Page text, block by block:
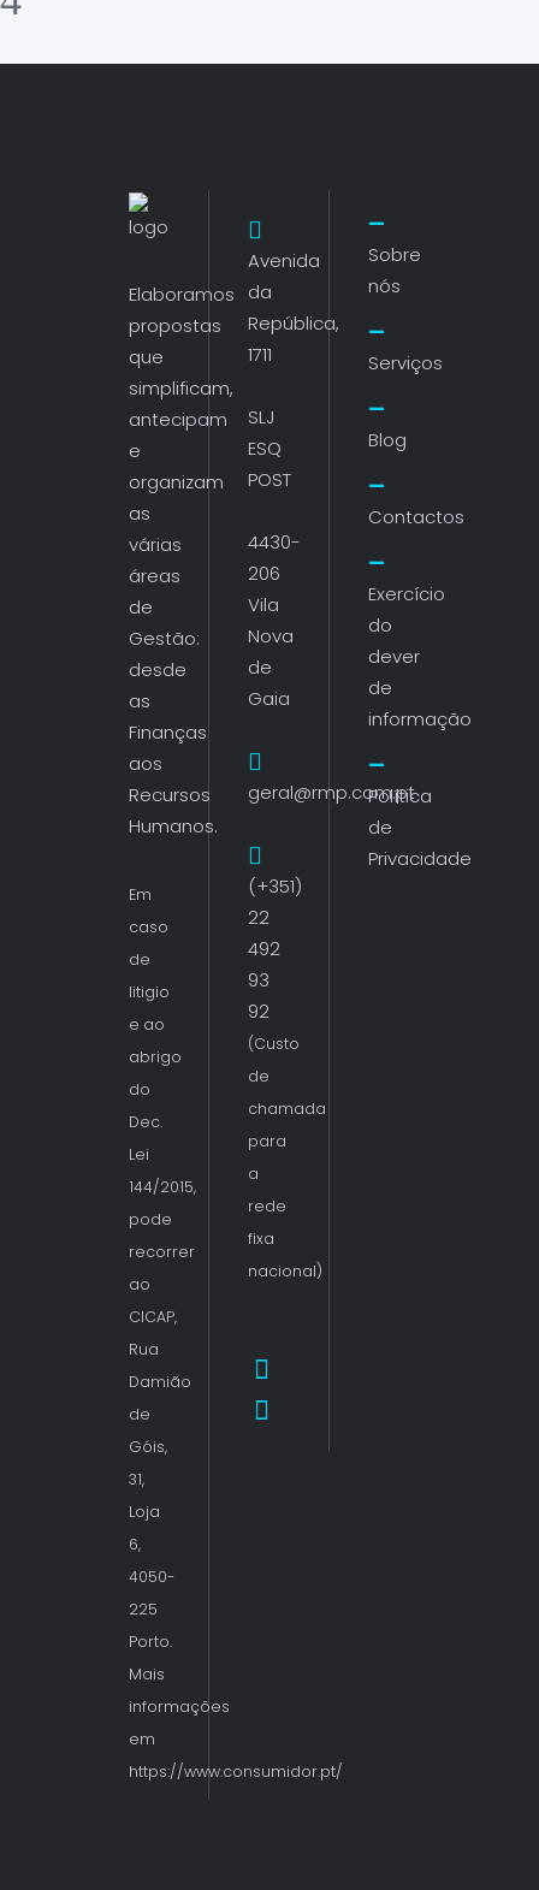
Elaboramos
propostas
que
simplificam,
antecipam
e
organizam
as
várias
áreas
de
Gestão:
desde
as
Finanças
aos
Recursos
Humanos.
Em
caso
de
litigio
e ao
abrigo
do
Dec.
Lei
144/2015,
pode
recorrer
ao
CICAP,
Rua
Damião
de
Góis,
31,
Loja
6,
4050-
225
Porto.
Mais
informações
em
https://www.consumidor.pt/
Avenida
da
República,
1711
SLJ
ESQ
POST
4430-
206
Vila
Nova
de
Gaia
geral@rmp.com.pt
(+351)
22
492
93
92
(Custo
de
chamada
para
a
rede
fixa
nacional)
Sobre
nós
Serviços
Blog
Contactos
Exercício
do
dever
de
informação
Política
de
Privacidade